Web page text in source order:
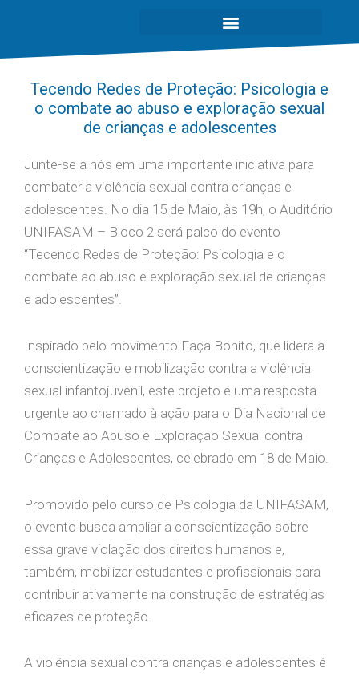
Tecendo Redes de Proteção: Psicologia e
o combate ao abuso e exploração sexual
de crianças e adolescentes
Junte-se a nós em uma importante iniciativa para
combater a violência sexual contra crianças e
adolescentes. No dia 15 de Maio, às 19h, o Auditório
UNIFASAM – Bloco 2 será palco do evento
“Tecendo Redes de Proteção: Psicologia e o
combate ao abuso e exploração sexual de crianças
e adolescentes”.
Inspirado pelo movimento Faça Bonito, que lidera a
conscientização e mobilização contra a violência
sexual infantojuvenil, este projeto é uma resposta
urgente ao chamado à ação para o Dia Nacional de
Combate ao Abuso e Exploração Sexual contra
Crianças e Adolescentes, celebrado em 18 de Maio.
Promovido pelo curso de Psicologia da UNIFASAM,
o evento busca ampliar a conscientização sobre
essa grave violação dos direitos humanos e,
também, mobilizar estudantes e profissionais para
contribuir ativamente na construção de estratégias
eficazes de proteção.
A violência sexual contra crianças e adolescentes é